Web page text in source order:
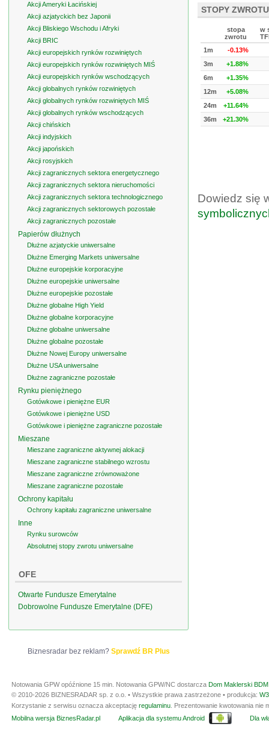
STOPY ZWROTU
stopa
zwrotu
w
1m
-0.13%
3m
+1.88%
6m
+1.35%
12m
+5.08%
24m
+11.64%
36m
+21.30%
Dowiedz się
Akcji Ameryki Łacińskiej
Akcji azjatyckich bez Japonii
Akcji Bliskiego Wschodu i Afryki
Akcji BRIC
Akcji europejskich rynków rozwiniętych
Akcji europejskich rynków rozwiniętych MIŚ
Akcji europejskich rynków wschodzących
Akcji globalnych rynków rozwiniętych
Akcji globalnych rynków rozwiniętych MIŚ
Akcji globalnych rynków wschodzących
Akcji chińskich
Akcji indyjskich
Akcji japońskich
Akcji rosyjskich
Akcji zagranicznych sektora energetycznego
Akcji zagranicznych sektora nieruchomości
Akcji zagranicznych sektora technologicznego
Akcji zagranicznych sektorowych pozostałe
Akcji zagranicznych pozostałe
Papierów dłużnych
Dłużne azjatyckie uniwersalne
Dłużne Emerging Markets uniwersalne
Dłużne europejskie korporacyjne
Dłużne europejskie uniwersalne
Dłużne europejskie pozostałe
Dłużne globalne High Yield
Dłużne globalne korporacyjne
Dłużne globalne uniwersalne
Dłużne globalne pozostałe
Dłużne Nowej Europy uniwersalne
Dłużne USA uniwersalne
Dłużne zagraniczne pozostałe
Rynku pieniężnego
Gotówkowe i pieniężne EUR
Gotówkowe i pieniężne USD
Gotówkowe i pieniężne zagraniczne pozostałe
Mieszane
Mieszane zagraniczne aktywnej alokacji
Mieszane zagraniczne stabilnego wzrostu
Mieszane zagraniczne zrównoważone
Mieszane zagraniczne pozostałe
Ochrony kapitału
Ochrony kapitału zagraniczne uniwersalne
Inne
Rynku surowców
Absolutnej stopy zwrotu uniwersalne
OFE
Otwarte Fundusze Emerytalne
Dobrowolne Fundusze Emerytalne (DFE)
Biznesradar bez reklam? Sprawdź BR Plus
Notowania GPW opóźnione 15 min. Notowania GPW/NC dostarcza Dom Maklerski
© 2010-2026 BIZNESRADAR sp. z o.o. • Wszystkie prawa zastrzeżone • produkcja:
Korzystanie z serwisu oznacza akceptację regulaminu . Prezentowanie kwotowania
Mobilna wersja BiznesRadar.pl
Aplikacja dla systemu Android Dla